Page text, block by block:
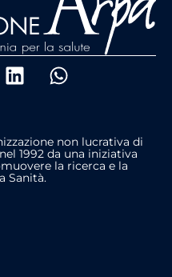
non lucrativa di
1992 da una iniziativa
la ricerca e la
Sanità.